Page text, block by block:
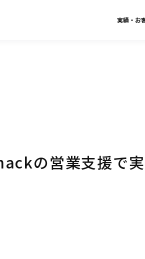
実績・お
の営業支援で